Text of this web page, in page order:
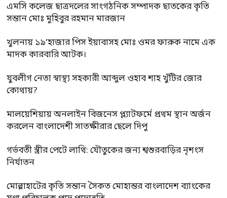
এমসি কলেজ ছাত্রদলের সাংগঠনিক সম্পাদক ছাতকের কৃতি
সন্তান মোঃ মুহিবুর রহমান মারজান
খুলনায় ১৯’হাজার পিস ইয়াবাসহ মোঃ ওমর ফারুক নামে এক
মাদক কারবারি আটক।
যুবলীগ নেতা স্বাস্থ্য সহকারী আব্দুল ওহাব শাহ খুঁটির জোর
কোথায়?
মালয়েশিয়ায় অনলাইন বিজনেস প্ল্যাটফর্মে প্রথম স্থান অর্জন
করলেন বাংলাদেশী সাতক্ষীরার ছেলে দিপু
গর্ভবতী স্ত্রীর পেটে লাথি: যৌতুকের জন্য শ্বশুরবাড়ির নৃশংস
নির্যাতন
মোল্লাহাটের কৃতি সন্তান সৈকত মোহান্তর বাংলাদেশ ব্যাংকের